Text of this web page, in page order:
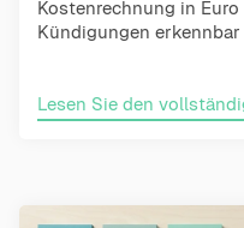
Kostenrechnung in
Kündigungen erkennbar
Lesen Sie den